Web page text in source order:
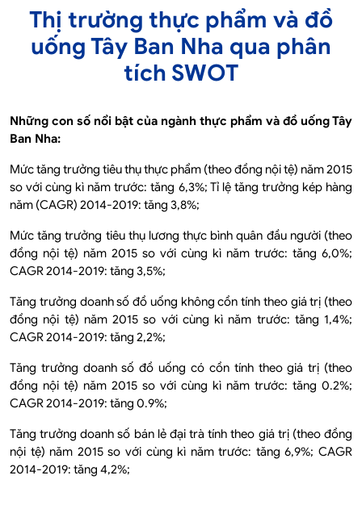
Thị trường thực phẩm và đồ
uống Tây Ban Nha qua phân
tích SWOT
Những con số nổi bật của ngành thực phẩm và đồ uống Tây
Ban Nha:
Mức tăng trưởng tiêu thụ thực phẩm (theo đồng nội tệ) năm 2015
so với cùng kì năm trước: tăng 6,3%; Tỉ lệ tăng trưởng kép hàng
năm (CAGR) 2014-2019: tăng 3,8%;
Mức tăng trưởng tiêu thụ lương thực bình quân đầu người (theo
đồng nội tệ) năm 2015 so với cùng kì năm trước: tăng 6,0%;
CAGR 2014-2019: tăng 3,5%;
Tăng trưởng doanh số đồ uống không cồn tính theo giá trị (theo
đồng nội tệ) năm 2015 so với cùng kì năm trước: tăng 1,4%;
CAGR 2014-2019: tăng 2,2%;
Tăng trưởng doanh số đồ uống có cồn tính theo giá trị (theo
đồng nội tệ) năm 2015 so với cùng kì năm trước: tăng 0.2%;
CAGR 2014-2019: tăng 0.9%;
Tăng trưởng doanh số bán lẻ đại trà tính theo giá trị (theo đồng
nội tệ) năm 2015 so với cùng kì năm trước: tăng 6,9%; CAGR
2014-2019: tăng 4,2%;